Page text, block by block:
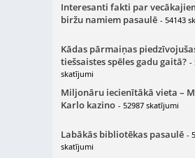
Interesanti fakti par
biržu namiem pasaulē - 54143
Kādas pārmaiņas
tiešsaistes spēles gadu gaitā? -
skatījumi
Miljonāru iecienītākā vieta –
Karlo kazino - 52987 skatījumi
Labākās bibliotēkas pasaulē -
skatījumi